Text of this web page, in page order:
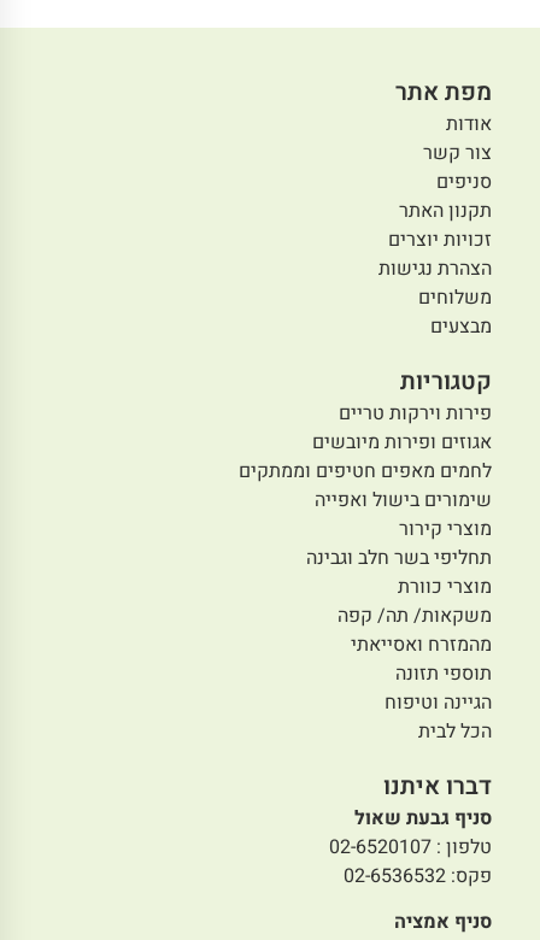
מפת אתר
אודות
צור קשר
סניפים
תקנון האתר
זכויות יוצרים
הצהרת נגישות
משלוחים
מבצעים
קטגוריות
פירות וירקות טריים
אגוזים ופירות מיובשים
לחמים מאפים חטיפים וממתקים
שימורים בישול ואפייה
מוצרי קירור
תחליפי בשר חלב וגבינה
מוצרי כוורת
משקאות/ תה/ קפה
מהמזרח ואסייאתי
תוספי תזונה
הגיינה וטיפוח
הכל לבית
דברו איתנו
סניף גבעת שאול
טלפון : 02-6520107
פקס: 02-6536532
סניף אמציה